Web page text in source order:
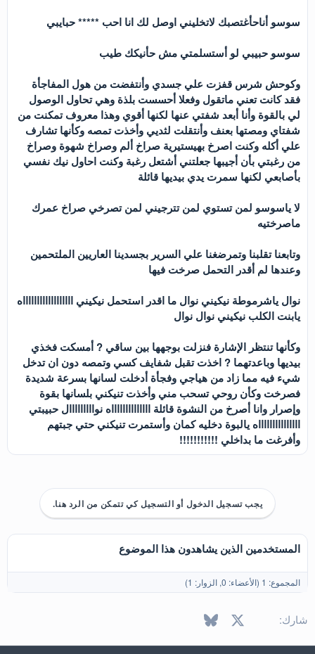
سوسو أناحأغتصبك لاتخليني اوصل لك انا احب ***** حبايبي
سوسو حبيبي لو أستسلمتي مش حأنيكك طيب
وكوحش شرس قفزت علي جسدي وأنتفضت من هول المفاجأة
فقد كانت تعني ماتقول وفعلا أحسست بلذة وهي تحاول الوصول
لي بالقوة وأنا أبعد شفتي عنها لكنها أقوي وهذا معروف تمكنت من
شفتاي ومصتها بعنف وأنتقلت لثديي وأخذت تمصه وكأنها تشارف
علي أكله وكنت اصرخ بهيستيرية صراخ ألم وصراخ شهوة وصراخ
من رغبتي بأن أجيبها جعلتني أشتعل رغبة وكنت احاول نيك نفسي
بأصابعي لكنها سمرت يدي بيديها قائلة
لا ياسوسو لمن تستوي لمن تترجيني لمن تصرخي صراخ عمرك
ماصرختيه
وتابعنا تقلبنا وتمرضغنا علي السرير بجسدينا العاريين الملتحمين
وعندها لم أقدر التحمل صرخت فيها
نوال ياشرموطة نيكيني نوال ما اقدر استحمل نيكيني ااااااااااااااااااه
يابنت الكلب نيكيني نوال نوال
وكأنها تنتظر الإشارة فنزلت بوجهها بين ساقي ? أمسكت فخذي
بيديها وباعدتهما ? اخذت تقبل شفايف كسي وتمصه دون ان تدخل
شيء فيه مما زاد من هياجي وفجأة أدخلت لسانها بسرعة شديدة
فصرخت وكأن روحي تسحب مني وأخذت تنيكني بلسانها بقوة
وإصرار وانا أصرخ من النشوة قائلة ااااااااااااااه نوااااااااال حبيبتي
اااااااااااااااه يالبوة دخليه كمان وأستمرت تنيكني حتي جبتهم
وأفرغت ما بداخلي !!!!!!!!!!!
يجب تسجيل الدخول أو التسجيل كي تتمكن من الرد هنا.
المستخدمين الذين يشاهدون هذا الموضوع
المجموع: 1 (الأعضاء: 0, الزوار: 1)
شارك: فيسبوك Bluesky